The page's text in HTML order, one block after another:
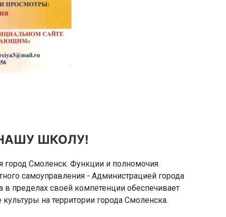
ШКОЛУ!
Смоленск. Функции и полномочия
самоуправления - Администрацией города
пределах своей компетенции обеспечивает
на территории города Смоленска.